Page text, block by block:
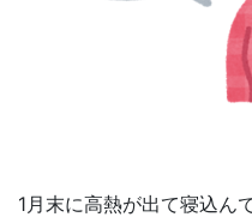
1月末に高熱が出て寝込ん